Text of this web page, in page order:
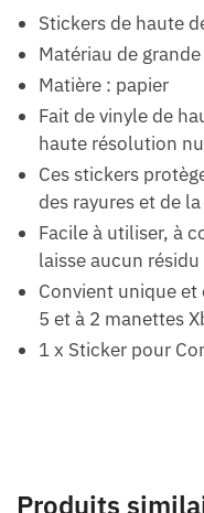
Stickers de haute
Matériau de
Matière : papier
Fait de vinyle de
haute résolution
Ces stickers
des rayures et de
Facile à utiliser, à
laisse aucun
Convient unique et
5 et à 2 manettes
1 x Sticker pour
Produits